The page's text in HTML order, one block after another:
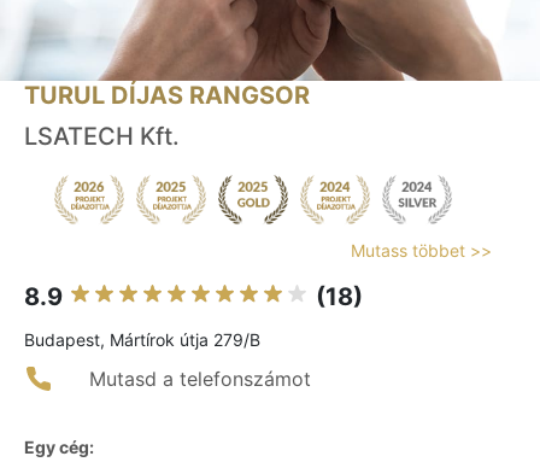
TURUL DÍJAS RANGSOR
LSATECH Kft.
Mutass többet >>
8.9 (18)
Budapest, Mártírok útja 279/B
Mutasd a telefonszámot
Egy cég: